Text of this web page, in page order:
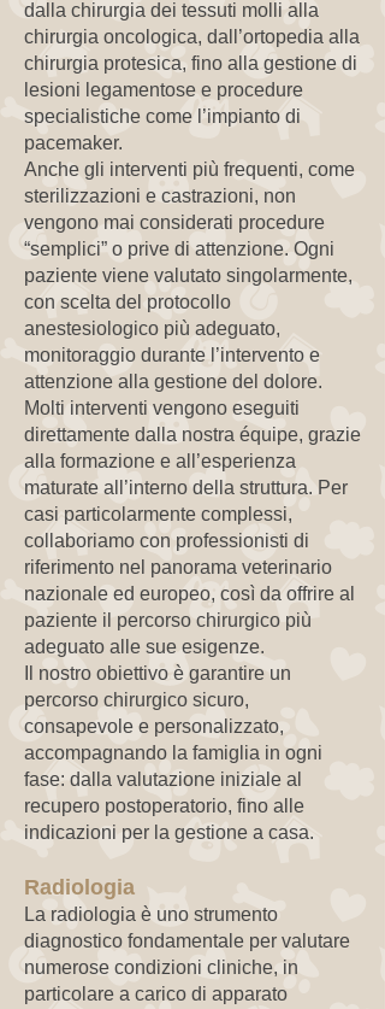
dalla chirurgia dei tessuti molli alla
chirurgia oncologica, dall’ortopedia alla
chirurgia protesica, fino alla gestione di
lesioni legamentose e procedure
specialistiche come l’impianto di
pacemaker.
Anche gli interventi più frequenti, come
sterilizzazioni e castrazioni, non
vengono mai considerati procedure
“semplici” o prive di attenzione. Ogni
paziente viene valutato singolarmente,
con scelta del protocollo
anestesiologico più adeguato,
monitoraggio durante l’intervento e
attenzione alla gestione del dolore.
Molti interventi vengono eseguiti
direttamente dalla nostra équipe, grazie
alla formazione e all’esperienza
maturate all’interno della struttura. Per
casi particolarmente complessi,
collaboriamo con professionisti di
riferimento nel panorama veterinario
nazionale ed europeo, così da offrire al
paziente il percorso chirurgico più
adeguato alle sue esigenze.
Il nostro obiettivo è garantire un
percorso chirurgico sicuro,
consapevole e personalizzato,
accompagnando la famiglia in ogni
fase: dalla valutazione iniziale al
recupero postoperatorio, fino alle
indicazioni per la gestione a casa.
Radiologia
La radiologia è uno strumento
diagnostico fondamentale per valutare
numerose condizioni cliniche, in
particolare a carico di apparato